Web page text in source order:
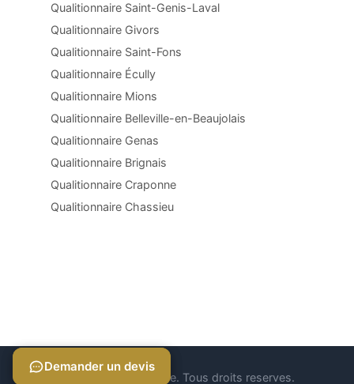
Qualitionnaire Saint-Genis-Laval
Qualitionnaire Givors
Qualitionnaire Saint-Fons
Qualitionnaire Écully
Qualitionnaire Mions
Qualitionnaire Belleville-en-Beaujolais
Qualitionnaire Genas
Qualitionnaire Brignais
Qualitionnaire Craponne
Qualitionnaire Chassieu
© 2026 Qualitionnaire. Tous droits reserves.
Demander un devis
Demander un devis